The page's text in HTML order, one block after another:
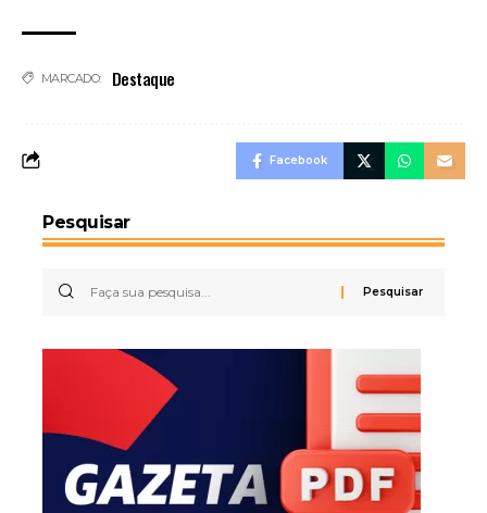
MARCADO: Destaque
Facebook
Pesquisar